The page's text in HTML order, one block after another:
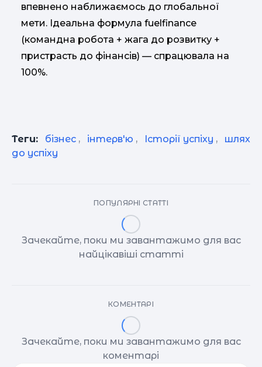
впевнено наближаємось до глобальної
мети. Ідеальна формула fuelfinance
(командна робота + жага до розвитку +
пристрасть до фінансів) — спрацювала на
100%.
Теги: бізнес , інтерв'ю , Історії успіху ,
шлях
до успіху
ПОПУЛЯРНІ СТАТТІ
Зачекайте, поки ми завантажимо для вас
найцікавіші статті
КОМЕНТАРІ
Зачекайте, поки ми завантажимо для вас
коментарі